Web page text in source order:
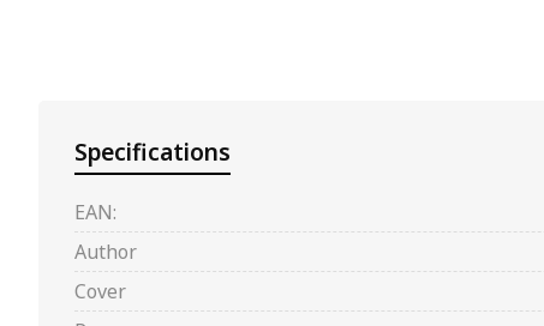
Specifications
EAN:
Author
Cover